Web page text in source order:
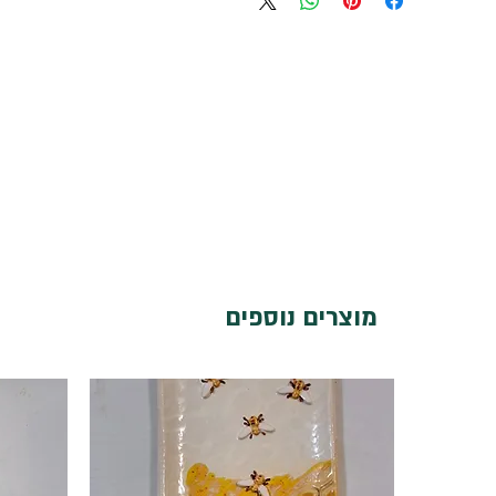
מוצרים נוספים